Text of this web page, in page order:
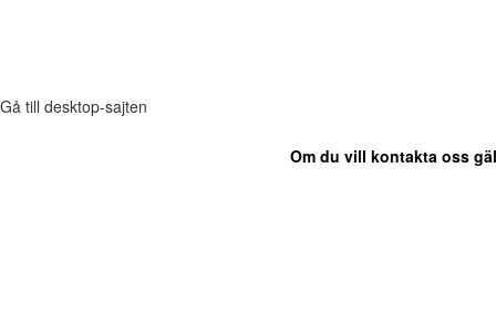
Gå till desktop-sajten
Om du vill kontakta oss